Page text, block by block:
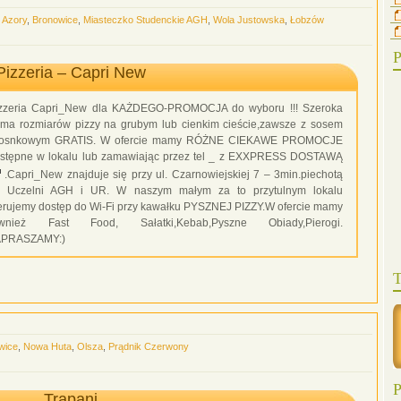
Azory, Bronowice Miasteczko Studenckie AGH Wola Justowska Łobzów
– Capri New
Capri_New dla KAŻDEGO-PROMOCJA do wyboru !!! Szeroka
rozmiarów pizzy na grubym lub cienkim cieście,zawsze z sosem
GRATIS. W ofercie mamy RÓŻNE CIEKAWE PROMOCJE
w lokalu lub zamawiając przez tel _ z EXXPRESS DOSTAWĄ
.Capri_New znajduje się przy ul. Czarnowiejskiej 7 – 3min.piechotą
Uczelni AGH i UR. W naszym małym za to przytulnym lokalu
dostęp do Wi-Fi przy kawałku PYSZNEJ PIZZY.W ofercie mamy
Fast Food, Sałatki,Kebab,Pyszne Obiady,Pierogi.
Nowa Huta Olsza Prądnik Czerwony